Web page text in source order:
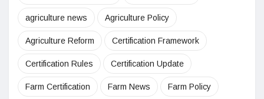
agriculture news Agriculture Policy
Agriculture Reform Certification Framework
Certification Rules Certification Update
Farm Certification Farm News Farm Policy